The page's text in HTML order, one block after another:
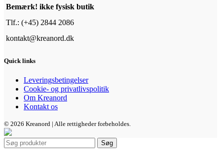
Bemærk! ikke fysisk butik
Tlf.: (+45) 2844 2086
kontakt@kreanord.dk
Quick links
Leveringsbetingelser
Cookie- og privatlivspolitik
Om Kreanord
Kontakt os
© 2026 Kreanord | Alle rettigheder forbeholdes.
Søg